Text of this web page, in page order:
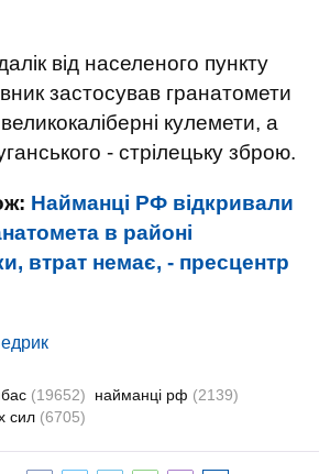
від населеного пункту
застосував гранатомети
кулемети, а
- стрілецьку зброю.
Найманці РФ відкривали
в районі
втрат немає, - пресцентр
(19652) найманці рф (2139)
сил (6705)